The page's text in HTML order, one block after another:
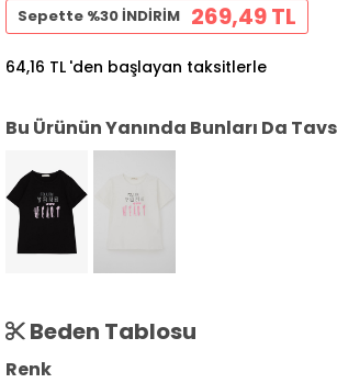
Sepette %30 İNDİRİM 269,49 TL
64,16 TL 'den başlayan taksitlerle
Bu Ürünün Yanında Bunları Da
Beden Tablosu
Renk